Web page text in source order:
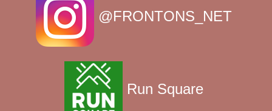
@FRONTONS_NET
Run Square